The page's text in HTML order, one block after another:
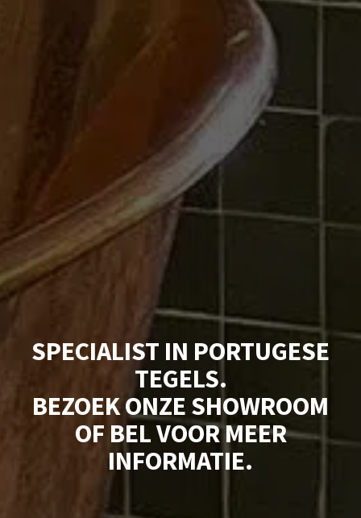
SPECIALIST IN PORTUGESE
TEGELS.
BEZOEK ONZE SHOWROOM
OF BEL VOOR MEER
INFORMATIE.